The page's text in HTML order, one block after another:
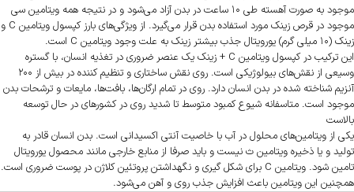
موجود به صورت آهسته طی ۱۰ ساعت در بدن آزاد می‌شود و در نتیجه همه ویتامین سی
موجود در قرص زینک مورد استفاده بدن قرار می‌گیرد. از ویژگی‌های بارز کپسول ویتامین C و
زینک (۱۰ میلی گرم) یورویتال جذب بیشتر زینک به علت وجود ویتامین C است.
این ترکیب در کپسول ویتامین C + زینک یک عنصر ضروری در تغذیه انسان، با گستره
وسیعی از نقش‌های بیولوژیکی است. روی نقش ساختاری و تنظیم کننده در بیش از ۲۰۰
آنزیم شناخته شده در بدن انسان دارد. روی در تمام ارگان‌ها، بافت‌ها، مایعات و ترشحات بدن
موجود است. متاسفانه شیوع کمبود متوسط تا شدید روی در کشورهای در حال توسعه
بالاست
یکی از ویتامین‌های محلول در آب با خاصیت آنتی اکسیدانی است. بدن انسان قادر به
تولید و یا ذخیره ویتامین ث نیست و باید صرفا از منابع خارجی مانند محصول یورویتال
تامین شود. ویتامین C برای شکل گیری و نگهداشتن پروتئین کلاژن در پوست ضروری است.
همچنین این ویتامین باعث افزایش جذب روی و آهن می‌شود.